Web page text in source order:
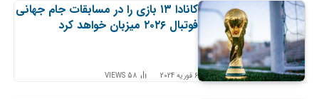
کانادا ۱۳ بازی را در مسابقات جام جهانی
فوتبال ۲۰۲۶ میزبان خواهد کرد
6 فوریه 2024 58
VIEWS